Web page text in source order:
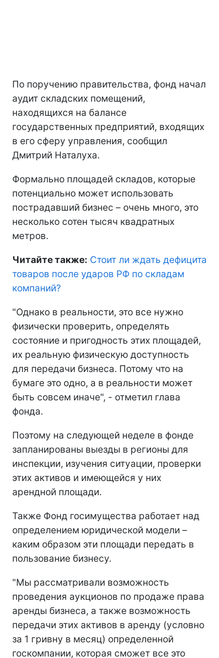
По поручению правительства, фонд начал
аудит складских помещений,
находящихся на балансе
государственных предприятий, входящих
в его сферу управления, сообщил
Дмитрий Наталуха.
Формально площадей складов, которые
потенциально может использовать
пострадавший бизнес – очень много, это
несколько сотен тысяч квадратных
метров.
Читайте также: Стоит ли ждать дефицита
товаров после ударов РФ по складам
компаний?
"Однако в реальности, это все нужно
физически проверить, определять
состояние и пригодность этих площадей,
их реальную физическую доступность
для передачи бизнеса. Потому что на
бумаге это одно, а в реальности может
быть совсем иначе", - отметил глава
фонда.
Поэтому на следующей неделе в фонде
запланированы выезды в регионы для
инспекции, изучения ситуации, проверки
этих активов и имеющейся у них
арендной площади.
Также Фонд госимущества работает над
определением юридической модели –
каким образом эти площади передать в
пользование бизнесу.
"Мы рассматривали возможность
проведения аукционов по продаже права
аренды бизнеса, а также возможность
передачи этих активов в аренду (условно
за 1 гривну в месяц) определенной
госкомпании, которая сможет все это